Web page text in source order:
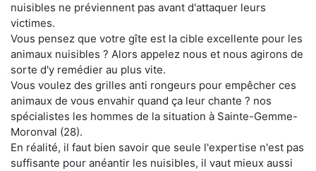
nuisibles ne préviennent pas avant d'attaquer leurs
victimes.
Vous pensez que votre gîte est la cible excellente pour les
animaux nuisibles ? Alors appelez nous et nous agirons de
sorte d'y remédier au plus vite.
Vous voulez des grilles anti rongeurs pour empêcher ces
animaux de vous envahir quand ça leur chante ? nos
spécialistes les hommes de la situation à Sainte-Gemme-
Moronval (28).
En réalité, il faut bien savoir que seule l'expertise n'est pas
suffisante pour anéantir les nuisibles, il vaut mieux aussi